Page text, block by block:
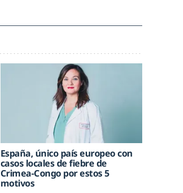
España, único país europeo con
casos locales de fiebre de
Crimea-Congo por estos 5
motivos